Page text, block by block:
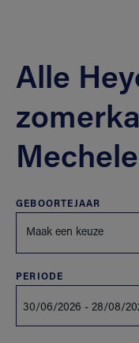
Alle
GEBOORTEJAAR
Maak een keuze
PERIODE